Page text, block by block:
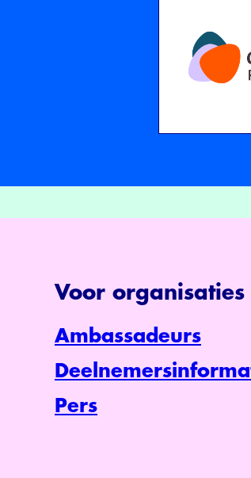
Voor organisaties
Ambassadeurs
Pers